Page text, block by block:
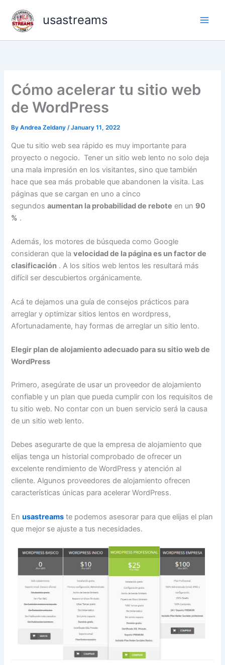
content
usastreams
Cómo acelerar tu sitio web
de WordPress
ByAndrea Zeldany/January 11, 2022
Que tu sitio web sea rápido es muy importante para
proyecto o negocio. Tener un sitio web lento no solo deja
una mala impresión en los visitantes, sino que también
hace que sea más probable que abandonen la visita. Las
páginas que se cargan en uno a cinco
segundosaumentan la probabilidad de rebote en un 90
% .
Además, los motores de búsqueda como Google
consideran que lavelocidad de la página es un factor de
clasificación . A los sitios web lentos les resultará más
difícil ser descubiertos orgánicamente.
Acá te dejamos una guía de consejos prácticos para
arreglar y optimizar sitios lentos en wordpress,
Afortunadamente, hay formas de arreglar un sitio lento.
Elegir plan de alojamiento adecuado para su sitio web de
WordPress
Primero, asegúrate de usar un proveedor de alojamiento
confiable y un plan que pueda cumplir con los requisitos de
tu sitio web. No contar con un buen servicio será la causa
de un sitio web lento.
Debes asegurarte de que la empresa de alojamiento que
elijas tenga un historial comprobado de ofrecer un
excelente rendimiento de WordPress y atención al
cliente. Algunos proveedores de alojamiento ofrecen
características únicas para acelerar WordPress.
Enusastreams te podemos asesorar para que elijas el plan
que mejor se ajuste a tus necesidades.